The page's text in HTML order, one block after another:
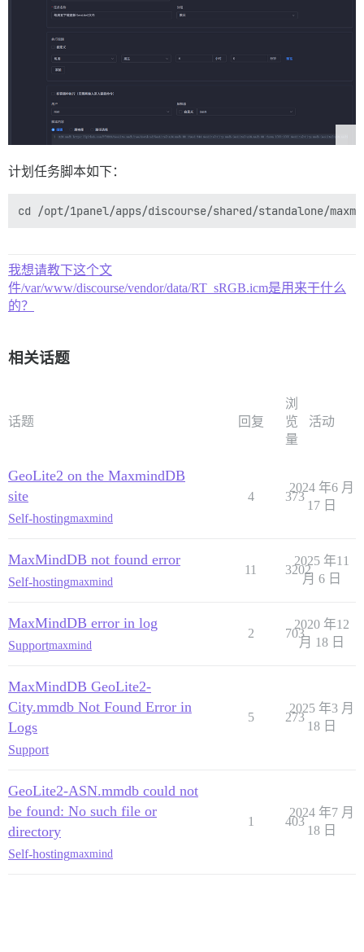
计划任务脚本如下：
我想请教下这个文
件/var/www/discourse/vendor/data/RT_sRGB.icm是用来干什么
的？
相关话题
话题 回复
浏
览
量
活动
GeoLite2 on the MaxmindDB
site
Self-hostingmaxmind
4 373
2024 年6 月
17 日
MaxMindDB not found error
Self-hostingmaxmind
11 3202
2025 年11
月 6 日
MaxMindDB error in log
Supportmaxmind
2 703
2020 年12
月 18 日
MaxMindDB GeoLite2-
City.mmdb Not Found Error in
Logs
Support
5 273
2025 年3 月
18 日
GeoLite2-ASN.mmdb could not
be found: No such file or
directory
Self-hostingmaxmind
1 403
2024 年7 月
18 日